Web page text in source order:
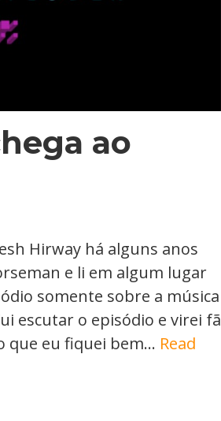
ao
Hirway há alguns anos
e li em algum lugar
somente sobre a música
escutar o episódio e virei fã
que eu fiquei bem… Read